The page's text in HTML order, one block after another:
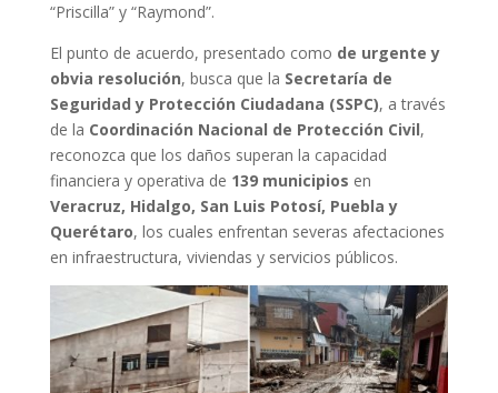
“Priscilla” y “Raymond”.
El punto de acuerdo, presentado como de urgente y
obvia resolución, busca que la Secretaría de
Seguridad y Protección Ciudadana (SSPC), a través
de la Coordinación Nacional de Protección Civil,
reconozca que los daños superan la capacidad
financiera y operativa de 139 municipios en
Veracruz, Hidalgo, San Luis Potosí, Puebla y
Querétaro, los cuales enfrentan severas afectaciones
en infraestructura, viviendas y servicios públicos.